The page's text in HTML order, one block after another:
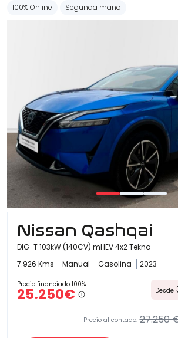
100% Online Segunda mano
Nissan Qashqai
DIG-T 103kW (140CV) mHEV 4x2 Tekna
7.926 Kms
Manual Gasolina 2023
Precio financiado 100%
25.250€ Desde
Precio al contado: 27.250